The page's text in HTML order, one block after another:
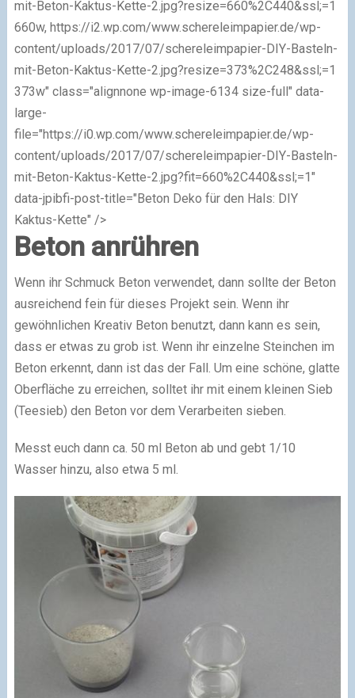
mit-Beton-Kaktus-Kette-2.jpg?resize=660%2C440&ssl;=1
660w, https://i2.wp.com/www.schereleimpapier.de/wp-
content/uploads/2017/07/schereleimpapier-DIY-Basteln-
mit-Beton-Kaktus-Kette-2.jpg?resize=373%2C248&ssl;=1
373w" class="alignnone wp-image-6134 size-full" data-
large-
file="https://i0.wp.com/www.schereleimpapier.de/wp-
content/uploads/2017/07/schereleimpapier-DIY-Basteln-
mit-Beton-Kaktus-Kette-2.jpg?fit=660%2C440&ssl;=1"
data-jpibfi-post-title="Beton Deko für den Hals: DIY
Kaktus-Kette" />
Beton anrühren
Wenn ihr Schmuck Beton verwendet, dann sollte der Beton
ausreichend fein für dieses Projekt sein. Wenn ihr
gewöhnlichen Kreativ Beton benutzt, dann kann es sein,
dass er etwas zu grob ist. Wenn ihr einzelne Steinchen im
Beton erkennt, dann ist das der Fall. Um eine schöne, glatte
Oberfläche zu erreichen, solltet ihr mit einem kleinen Sieb
(Teesieb) den Beton vor dem Verarbeiten sieben.
Messt euch dann ca. 50 ml Beton ab und gebt 1/10
Wasser hinzu, also etwa 5 ml.